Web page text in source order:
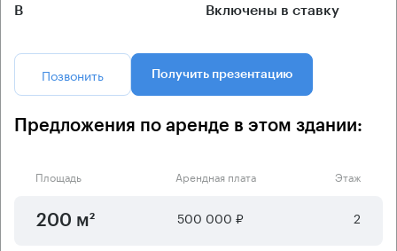
B Включены в ставку
Позвонить Получить презентацию
Предложения по аренде в этом здании:
Площадь Арендная плата Этаж
200 м² 500 000 ₽ 2